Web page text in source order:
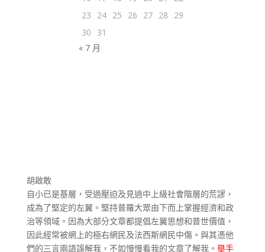
23
24 25 26 27 28
29
30
31
« 7 月
胡啟敢
自小已是基層，受過壓迫及見過中上級社會階層的荒謬，
成為了堅定的左翼。堅持普羅大眾由下而上掌握經濟和政
治等領域。因為大部分文章都提倡左翼思想和普世價值，
因此經常被網上的極右網民及法西斯網民中傷。與其憑他
們的三言兩語誤解我，不如慢慢看我的文章了解我。 舉手